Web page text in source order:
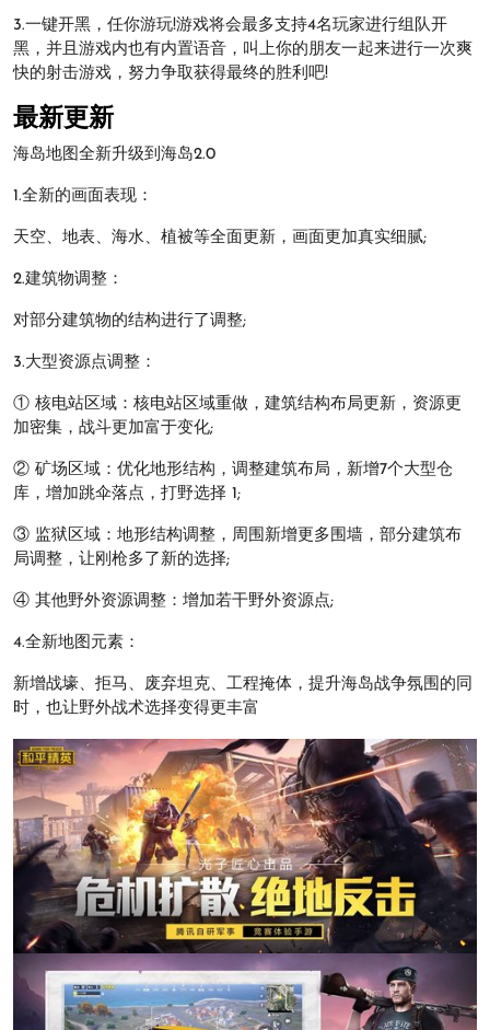
3.一键开黑，任你游玩!游戏将会最多支持4名玩家进行组队开
黑，并且游戏内也有内置语音，叫上你的朋友一起来进行一次爽
快的射击游戏，努力争取获得最终的胜利吧!
最新更新
海岛地图全新升级到海岛2.0
1.全新的画面表现：
天空、地表、海水、植被等全面更新，画面更加真实细腻;
2.建筑物调整：
对部分建筑物的结构进行了调整;
3.大型资源点调整：
① 核电站区域：核电站区域重做，建筑结构布局更新，资源更
加密集，战斗更加富于变化;
② 矿场区域：优化地形结构，调整建筑布局，新增7个大型仓
库，增加跳伞落点，打野选择 1;
③ 监狱区域：地形结构调整，周围新增更多围墙，部分建筑布
局调整，让刚枪多了新的选择;
④ 其他野外资源调整：增加若干野外资源点;
4.全新地图元素：
新增战壕、拒马、废弃坦克、工程掩体，提升海岛战争氛围的同
时，也让野外战术选择变得更丰富